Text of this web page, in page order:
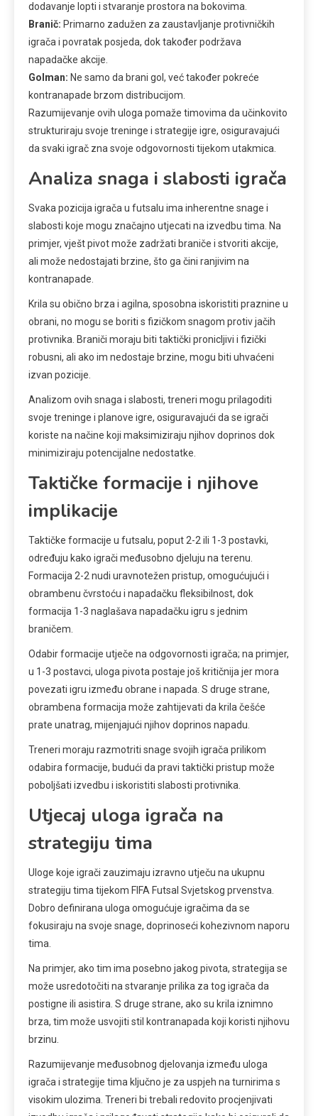
dodavanje lopti i stvaranje prostora na bokovima.
Branič: Primarno zadužen za zaustavljanje protivničkih
igrača i povratak posjeda, dok također podržava
napadačke akcije.
Golman: Ne samo da brani gol, već također pokreće
kontranapade brzom distribucijom.
Razumijevanje ovih uloga pomaže timovima da učinkovito
strukturiraju svoje treninge i strategije igre, osiguravajući
da svaki igrač zna svoje odgovornosti tijekom utakmica.
Analiza snaga i slabosti igrača
Svaka pozicija igrača u futsalu ima inherentne snage i
slabosti koje mogu značajno utjecati na izvedbu tima. Na
primjer, vješt pivot može zadržati braniče i stvoriti akcije,
ali može nedostajati brzine, što ga čini ranjivim na
kontranapade.
Krila su obično brza i agilna, sposobna iskoristiti praznine u
obrani, no mogu se boriti s fizičkom snagom protiv jačih
protivnika. Braniči moraju biti taktički pronicljivi i fizički
robusni, ali ako im nedostaje brzine, mogu biti uhvaćeni
izvan pozicije.
Analizom ovih snaga i slabosti, treneri mogu prilagoditi
svoje treninge i planove igre, osiguravajući da se igrači
koriste na načine koji maksimiziraju njihov doprinos dok
minimiziraju potencijalne nedostatke.
Taktičke formacije i njihove
implikacije
Taktičke formacije u futsalu, poput 2-2 ili 1-3 postavki,
određuju kako igrači međusobno djeluju na terenu.
Formacija 2-2 nudi uravnotežen pristup, omogućujući i
obrambenu čvrstoću i napadačku fleksibilnost, dok
formacija 1-3 naglašava napadačku igru s jednim
braničem.
Odabir formacije utječe na odgovornosti igrača; na primjer,
u 1-3 postavci, uloga pivota postaje još kritičnija jer mora
povezati igru između obrane i napada. S druge strane,
obrambena formacija može zahtijevati da krila češće
prate unatrag, mijenjajući njihov doprinos napadu.
Treneri moraju razmotriti snage svojih igrača prilikom
odabira formacije, budući da pravi taktički pristup može
poboljšati izvedbu i iskoristiti slabosti protivnika.
Utjecaj uloga igrača na
strategiju tima
Uloge koje igrači zauzimaju izravno utječu na ukupnu
strategiju tima tijekom FIFA Futsal Svjetskog prvenstva.
Dobro definirana uloga omogućuje igračima da se
fokusiraju na svoje snage, doprinoseći kohezivnom naporu
tima.
Na primjer, ako tim ima posebno jakog pivota, strategija se
može usredotočiti na stvaranje prilika za tog igrača da
postigne ili asistira. S druge strane, ako su krila iznimno
brza, tim može usvojiti stil kontranapada koji koristi njihovu
brzinu.
Razumijevanje međusobnog djelovanja između uloga
igrača i strategije tima ključno je za uspjeh na turnirima s
visokim ulozima. Treneri bi trebali redovito procjenjivati